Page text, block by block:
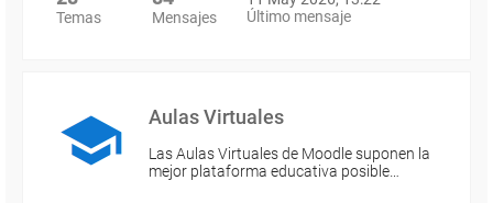
Temas Mensajes
Último mensaje
Aulas Virtuales
Las Aulas Virtuales de Moodle suponen la
mejor plataforma educativa posible…